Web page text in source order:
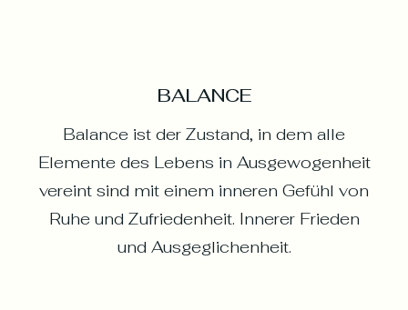
BALANCE
Balance ist der Zustand, in dem alle
Elemente des Lebens in Ausgewogenheit
vereint sind mit einem inneren Gefühl von
Ruhe und Zufriedenheit. Innerer Frieden
und Ausgeglichenheit.